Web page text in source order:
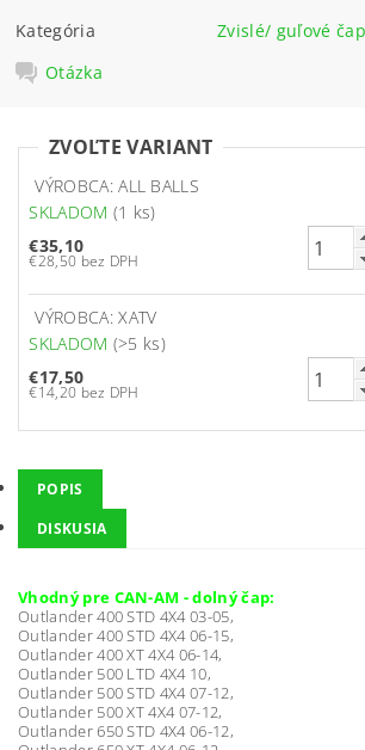
Kategória
Zvislé/ guľové
Otázka
ZVOĽTE VARIANT
VÝROBCA: ALL BALLS
SKLADOM (1 ks)
€35,10
€28,50 bez DPH
VÝROBCA: XATV
SKLADOM (>5 ks)
€17,50
€14,20 bez DPH
POPIS
DISKUSIA
Vhodný pre CAN-AM - dolný čap:
Outlander 400 STD 4X4 03-05,
Outlander 400 STD 4X4 06-15,
Outlander 400 XT 4X4 06-14,
Outlander 500 LTD 4X4 10,
Outlander 500 STD 4X4 07-12,
Outlander 500 XT 4X4 07-12,
Outlander 650 STD 4X4 06-12,